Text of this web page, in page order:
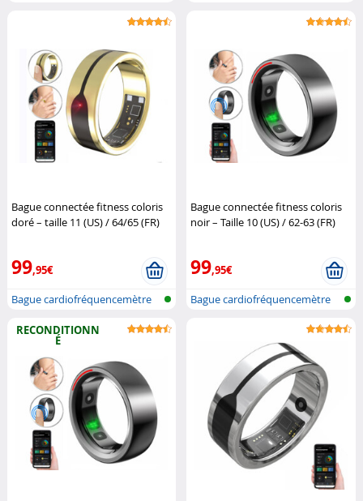
Bague connectée fitness coloris
doré – taille 11 (US) / 64/65 (FR)
99,95€
Bague cardiofréquencemètre
Bague connectée fitness coloris
noir – Taille 10 (US) / 62-63 (FR)
99,95€
Bague cardiofréquencemètre
RECONDITIONN
É